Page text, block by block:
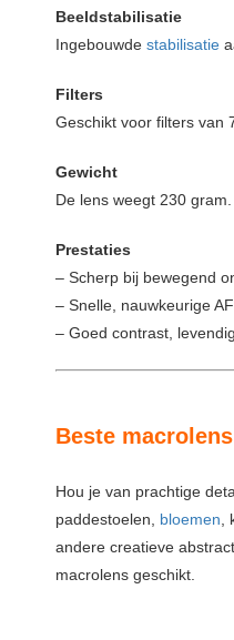
Beeldstabilisatie
Ingebouwde stabilisatie
Filters
Geschikt voor filters van
Gewicht
De lens weegt 230 gram.
Prestaties
– Scherp bij bewegend
– Snelle, nauwkeurige
– Goed contrast,
Beste macrolens
Hou je van prachtige
paddestoelen, bloemen,
andere creatieve
macrolens geschikt.